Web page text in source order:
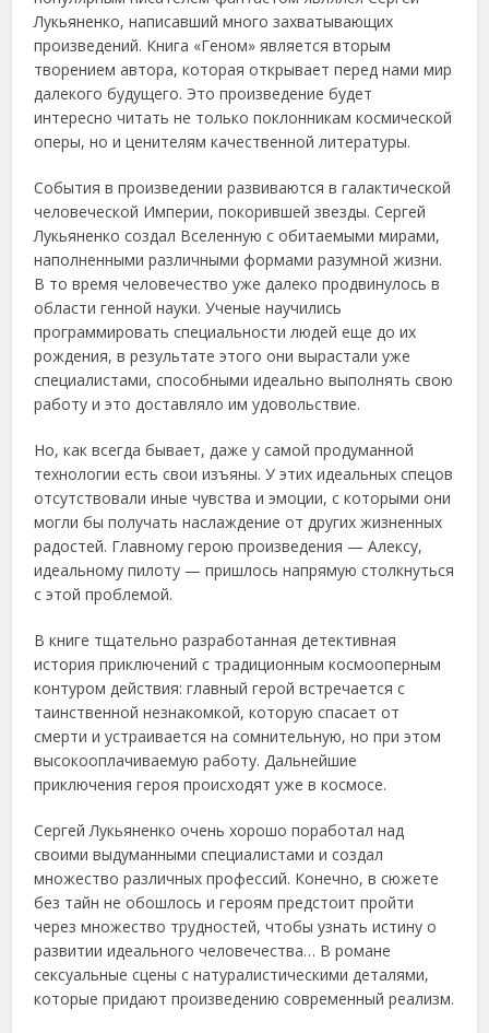
Лукьяненко, написавший много захватывающих
произведений. Книга «Геном» является вторым
творением автора, которая открывает перед нами мир
далекого будущего. Это произведение будет
интересно читать не только поклонникам космической
оперы, но и ценителям качественной литературы.
События в произведении развиваются в галактической
человеческой Империи, покорившей звезды. Сергей
Лукьяненко создал Вселенную с обитаемыми мирами,
наполненными различными формами разумной жизни.
В то время человечество уже далеко продвинулось в
области генной науки. Ученые научились
программировать специальности людей еще до их
рождения, в результате этого они вырастали уже
специалистами, способными идеально выполнять свою
работу и это доставляло им удовольствие.
Но, как всегда бывает, даже у самой продуманной
технологии есть свои изъяны. У этих идеальных спецов
отсутствовали иные чувства и эмоции, с которыми они
могли бы получать наслаждение от других жизненных
радостей. Главному герою произведения — Алексу,
идеальному пилоту — пришлось напрямую столкнуться
с этой проблемой.
В книге тщательно разработанная детективная
история приключений с традиционным космооперным
контуром действия: главный герой встречается с
таинственной незнакомкой, которую спасает от
смерти и устраивается на сомнительную, но при этом
высокооплачиваемую работу. Дальнейшие
приключения героя происходят уже в космосе.
Сергей Лукьяненко очень хорошо поработал над
своими выдуманными специалистами и создал
множество различных профессий. Конечно, в сюжете
без тайн не обошлось и героям предстоит пройти
через множество трудностей, чтобы узнать истину о
развитии идеального человечества… В романе
сексуальные сцены с натуралистическими деталями,
которые придают произведению современный реализм.